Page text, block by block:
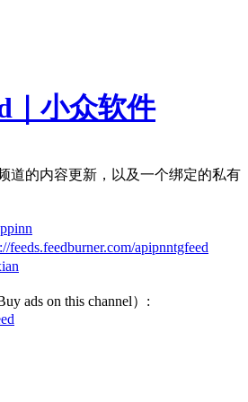
｜小众软件
道的内容更新，以及一个绑定的私有
feeds.feedburner.com/apipnntgfeed
ads on this channel）: